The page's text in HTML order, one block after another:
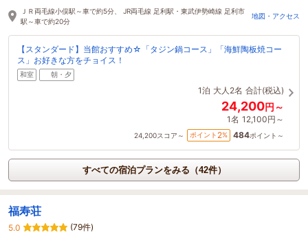
3時間前に予約されました
ＪＲ両毛線小俣駅～車で約5分、 JR両毛線 足利駅・東武伊勢崎線 足利市
駅～車で約20分
地図・アクセス
【スタンダード】当館おすすめ☆「タジン鍋コース」「海鮮陶板焼コー
ス」お好きな方をチョイス！
和室 朝・夕
1泊 大人2名 合計(税込)
24,200円～
1名 12,100円～
24,200スコア～ ポイント 2% 484ポイント～
すべての宿泊プランをみる（42件）
福寿荘
5.0
(79件)